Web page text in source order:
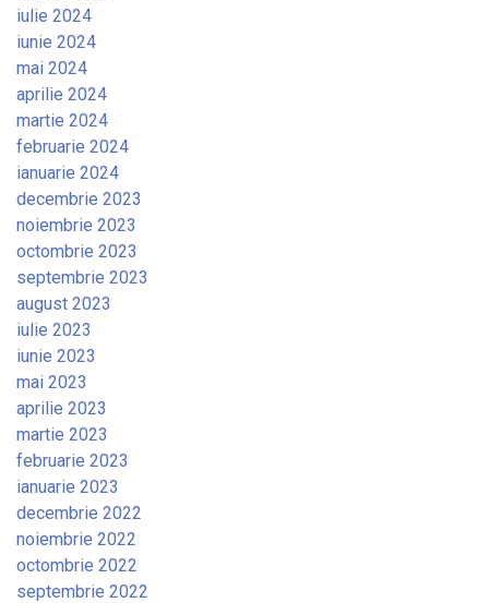
iulie 2024
iunie 2024
mai 2024
aprilie 2024
martie 2024
februarie 2024
ianuarie 2024
decembrie 2023
noiembrie 2023
octombrie 2023
septembrie 2023
august 2023
iulie 2023
iunie 2023
mai 2023
aprilie 2023
martie 2023
februarie 2023
ianuarie 2023
decembrie 2022
noiembrie 2022
octombrie 2022
septembrie 2022